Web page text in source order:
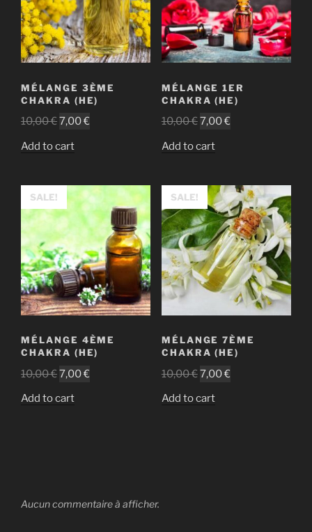
MÉLANGE 3ÈME
CHAKRA (HE)
10,00€7,00€
Add to cart
MÉLANGE 1ER
CHAKRA (HE)
10,00€7,00€
Add to cart
SALE!
MÉLANGE 4ÈME
CHAKRA (HE)
10,00€7,00€
Add to cart
SALE!
MÉLANGE 7ÈME
CHAKRA (HE)
10,00€7,00€
Add to cart
Aucun commentaire à afficher.